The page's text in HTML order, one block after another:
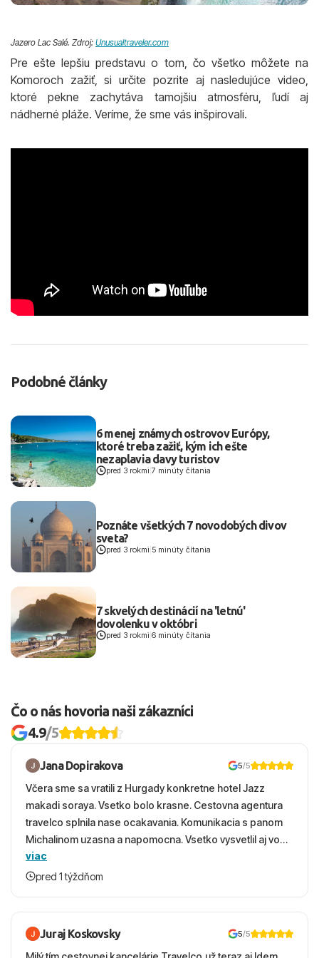
Jazero Lac Salé. Zdroj: Unusualtraveler.com
Pre ešte lepšiu predstavu o tom, čo všetko môžete na
Komoroch zažiť, si určite pozrite aj nasledujúce video,
ktoré pekne zachytáva tamojšiu atmosféru, ľudí aj
nádherné pláže. Veríme, že sme vás inšpirovali.
Podobné články
6 menej známych ostrovov Európy,
ktoré treba zažiť, kým ich ešte
nezaplavia davy turistov
pred 3 rokmi |7 minúty čítania
Poznáte všetkých 7 novodobých divov
sveta?
pred 3 rokmi 5 minúty čítania
7 skvelých destinácií na 'letnú'
dovolenku v októbri
pred 3 rokmi 6 minúty čítania
Čo o nás hovoria naši zákazníci
4.9/5
Jana Dopirakova 5/5
Včera sme sa vratili z Hurgady konkretne hotel Jazz
makadi soraya. Vsetko bolo krasne. Cestovna agentura
travelco splnila nase ocakavania. Komunikacia s panom
Michalinom uzasna a napomocna. Vsetko vysvetlil aj vo
vecernych hodinach zaco sa ospravedlnujem. Hotel
krasny, cisty. Sluzby top. Strava, prostredie, more,
viac
pred 1 týždňom
Juraj Koskovsky 5/5